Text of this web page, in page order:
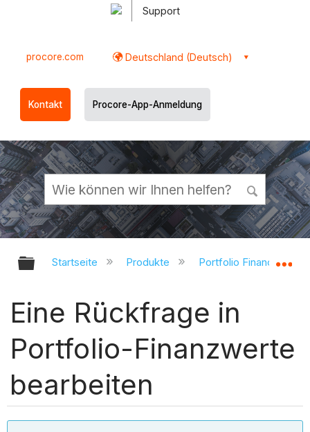
Support
procore.com Deutschland (Deutsch)
Kontakt Procore-App-Anmeldung
Globale Hierarchie auf- und
Startseite Produkte Portfolio Financials
Eine Rückfrage in
Portfolio-Finanzwerte
bearbeiten